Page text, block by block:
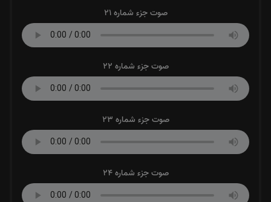
صوت جزء شماره 21
صوت جزء شماره 22
صوت جزء شماره 23
صوت جزء شماره 24